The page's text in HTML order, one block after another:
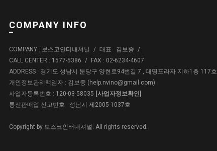
COMPANY INFO
COMPANY : 보스코인터내셔널 / 대표 : 김보중 /
CALL CENTER : 1577-5386 /
FAX : 02-6234-4607
ADDRESS : 경기도 성남시 분당구 양현로94번길 7 , 대명프라자 지하1층 117호
개인정보관리책임자 : 김보중 ( help.nvino@gmail.com)
사업자등록번호 : 120-03-58035 [사업자정보확인]
통신판매업 신고번호 : 성남시 제2005-1037호
Copyright by 보스코인터내셔널. All rights reserved.